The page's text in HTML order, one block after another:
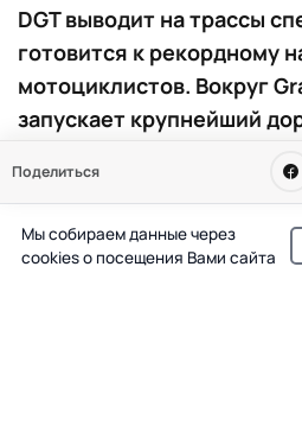
Поделиться
DGT выводит на трассы
готовится к рекордному
мотоциклистов. Вокруг
запускает крупнейший
скорость и безопасность
полумиллиона
Мы собираем данные через
cookies о посещения Вами сайта